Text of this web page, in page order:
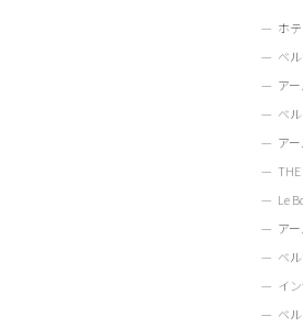
ホ
ベ
ア
ベ
ア
THE
Le
ア
ベ
イ
ベ